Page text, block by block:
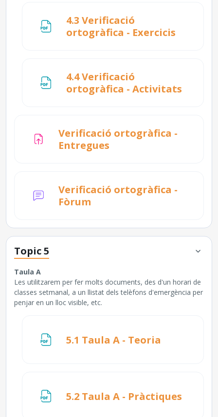
4.3 Verificació
ortogràfica - Exercicis
4.4 Verificació
ortogràfica - Activitats
Verificació ortogràfica -
Entregues
Verificació ortogràfica -
Fòrum
Topic 5
Taula A
Les utilitzarem per fer molts documents, des d'un horari de
classes setmanal, a un llistat dels telèfons d'emergència per
penjar en un lloc visible, etc.
5.1 Taula A - Teoria
5.2 Taula A - Pràctiques